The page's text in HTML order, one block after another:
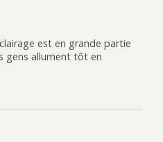
est en grande partie
gens allument tôt en